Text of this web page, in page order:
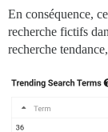
En conséquence,
recherche fictifs
recherche